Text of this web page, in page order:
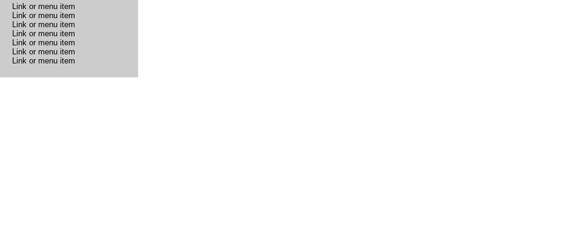
Link or menu item
Link or menu item
Link or menu item
Link or menu item
Link or menu item
Link or menu item
Link or menu item